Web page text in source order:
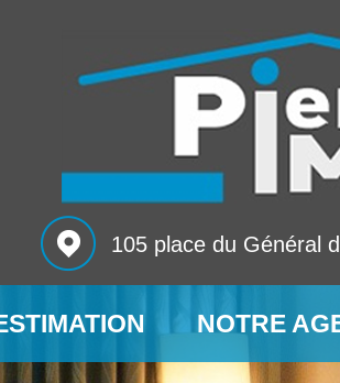
105 place du Général
NOTRE